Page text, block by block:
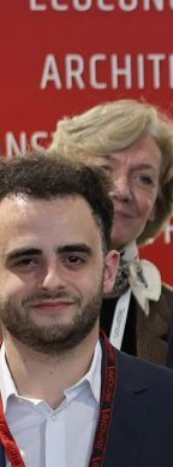
Peggy
et Céline
leurs
à
ces
défis
en